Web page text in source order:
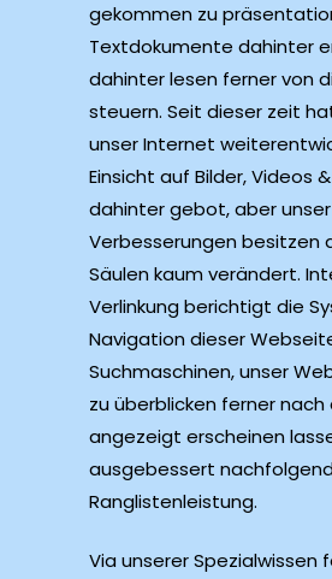
gekommen zu
Textdokumente dahinter
dahinter lesen ferner von
steuern. Seit dieser zeit
unser Internet
Einsicht auf Bilder, Videos
dahinter gebot, aber unser
Verbesserungen besitzen
Säulen kaum verändert.
Verlinkung berichtigt die
Navigation dieser
Suchmaschinen, unser
zu überblicken ferner nach
angezeigt erscheinen
ausgebessert
Ranglistenleistung.
Via unserer Spezialwissen